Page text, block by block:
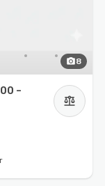
photo_camera8
–
balance